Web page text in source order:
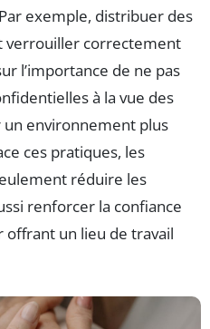
exemple, distribuer des
verrouiller correctement
l’importance de ne pas
à la vue des
environnement plus
ces pratiques, les
réduire les
renforcer la confiance
offrant un lieu de travail